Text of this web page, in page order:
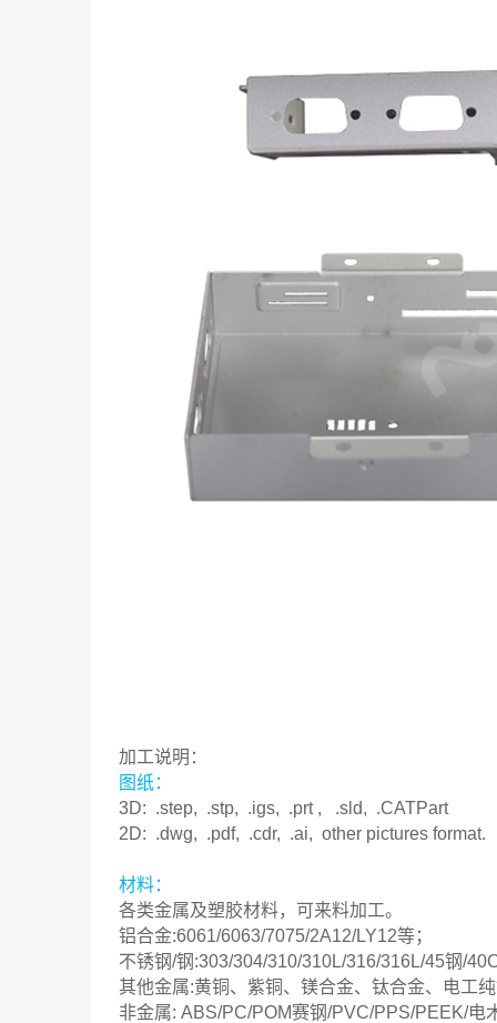
加工说明：
图纸：
3D: .step, .stp, .igs, .prt , .sld, .CATPart
2D: .dwg, .pdf, .cdr, .ai, other pictures format.
材料：
各类金属及塑胶材料，可来料加工。
铝合金:6061/6063/7075/2A12/LY12等；
不锈钢/钢:303/304/310/310L/316/316L/45钢/
其他金属:黄铜、紫铜、镁合金、钛合金、电工
非金属: ABS/PC/POM赛钢/PVC/PPS/PEEK/电